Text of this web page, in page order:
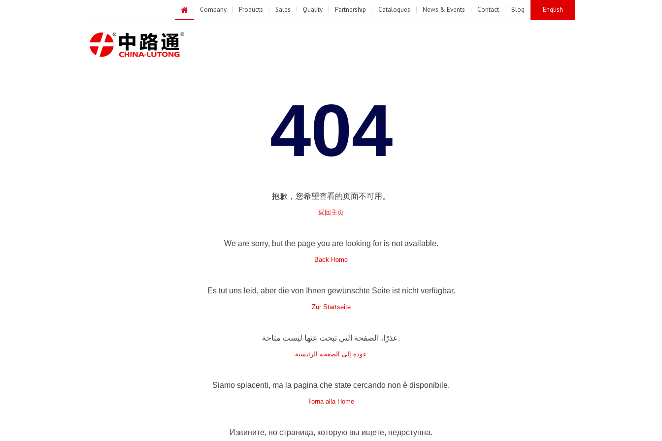
Company Products Sales Quality Partnership Catalogues News & Events Contact Blog English
404
抱歉，您希望查看的页面不可用。
返回主页
We are sorry, but the page you are looking for is not available.
Back Home
Es tut uns leid, aber die von Ihnen gewünschte Seite ist nicht verfügbar.
Zur Startseite
عذرًا، الصفحة التي تبحث عنها ليست متاحة.
عودة إلى الصفحة الرئيسية
Siamo spiacenti, ma la pagina che state cercando non è disponibile.
Torna alla Home
Извините, но страница, которую вы ищете, недоступна.